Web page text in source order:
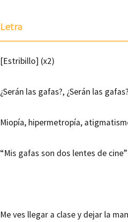
Letra
[Estribillo] (x2)
¿Serán las gafas?, ¿Serán las gafas?
Miopía, hipermetropía,
“Mis gafas son dos lentes de cine”
Me ves llegar a clase y dejar la